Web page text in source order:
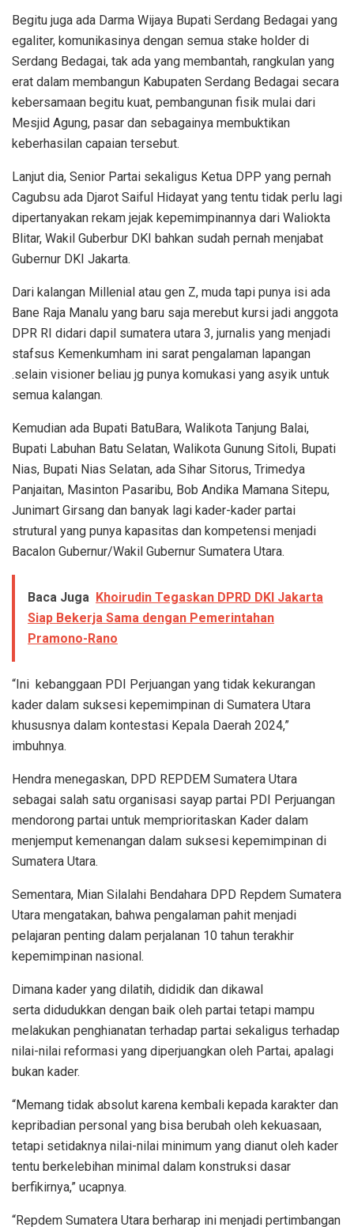
Begitu juga ada Darma Wijaya Bupati Serdang Bedagai yang
egaliter, komunikasinya dengan semua stake holder di
Serdang Bedagai, tak ada yang membantah, rangkulan yang
erat dalam membangun Kabupaten Serdang Bedagai secara
kebersamaan begitu kuat, pembangunan fisik mulai dari
Mesjid Agung, pasar dan sebagainya membuktikan
keberhasilan capaian tersebut.
Lanjut dia, Senior Partai sekaligus Ketua DPP yang pernah
Cagubsu ada Djarot Saiful Hidayat yang tentu tidak perlu lagi
dipertanyakan rekam jejak kepemimpinannya dari Waliokta
Blitar, Wakil Guberbur DKI bahkan sudah pernah menjabat
Gubernur DKI Jakarta.
Dari kalangan Millenial atau gen Z, muda tapi punya isi ada
Bane Raja Manalu yang baru saja merebut kursi jadi anggota
DPR RI didari dapil sumatera utara 3, jurnalis yang menjadi
stafsus Kemenkumham ini sarat pengalaman lapangan
.selain visioner beliau jg punya komukasi yang asyik untuk
semua kalangan.
Kemudian ada Bupati BatuBara, Walikota Tanjung Balai,
Bupati Labuhan Batu Selatan, Walikota Gunung Sitoli, Bupati
Nias, Bupati Nias Selatan, ada Sihar Sitorus, Trimedya
Panjaitan, Masinton Pasaribu, Bob Andika Mamana Sitepu,
Junimart Girsang dan banyak lagi kader-kader partai
strutural yang punya kapasitas dan kompetensi menjadi
Bacalon Gubernur/Wakil Gubernur Sumatera Utara.
Baca Juga Khoirudin Tegaskan DPRD DKI Jakarta
Siap Bekerja Sama dengan Pemerintahan
Pramono-Rano
“Ini kebanggaan PDI Perjuangan yang tidak kekurangan
kader dalam suksesi kepemimpinan di Sumatera Utara
khususnya dalam kontestasi Kepala Daerah 2024,”
imbuhnya.
Hendra menegaskan, DPD REPDEM Sumatera Utara
sebagai salah satu organisasi sayap partai PDI Perjuangan
mendorong partai untuk memprioritaskan Kader dalam
menjemput kemenangan dalam suksesi kepemimpinan di
Sumatera Utara.
Sementara, Mian Silalahi Bendahara DPD Repdem Sumatera
Utara mengatakan, bahwa pengalaman pahit menjadi
pelajaran penting dalam perjalanan 10 tahun terakhir
kepemimpinan nasional.
Dimana kader yang dilatih, dididik dan dikawal
serta didudukkan dengan baik oleh partai tetapi mampu
melakukan penghianatan terhadap partai sekaligus terhadap
nilai-nilai reformasi yang diperjuangkan oleh Partai, apalagi
bukan kader.
“Memang tidak absolut karena kembali kepada karakter dan
kepribadian personal yang bisa berubah oleh kekuasaan,
tetapi setidaknya nilai-nilai minimum yang dianut oleh kader
tentu berkelebihan minimal dalam konstruksi dasar
berfikirnya,” ucapnya.
“Repdem Sumatera Utara berharap ini menjadi pertimbangan